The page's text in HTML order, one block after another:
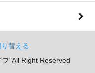
替える
"All Right Reserved